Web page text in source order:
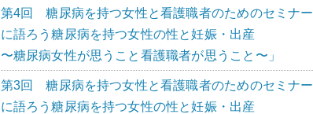
第4回 糖尿病を持つ女性と看護職者のためのセミナー
に語ろう糖尿病を持つ女性の性と妊娠・出産
〜糖尿病女性が思うこと看護職者が思うこと〜」
第3回 糖尿病を持つ女性と看護職者のためのセミナー
に語ろう糖尿病を持つ女性の性と妊娠・出産